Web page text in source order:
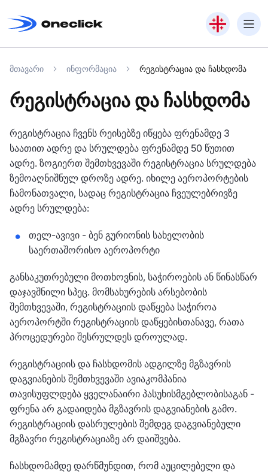
მთავარი ინფორმაცია რეგისტრაცია და ჩასხდომა
რეგისტრაცია და ჩასხდომა
რეგისტრაცია ჩვენს რეისებზე იწყება ფრენამდე 3
საათით ადრე და სრულდება ფრენამდე 50 წუთით
ადრე. ზოგიერთ შემთხვევაში რეგისტრაცია სრულდება
ზემოაღნიშნულ დროზე ადრე. იხილე აეროპორტების
ჩამონათვალი, სადაც რეგისტრაცია ჩვეულებრივზე
ადრე სრულდება:
თელ-ავივი - ბენ გურიონის სახელობის
საერთაშორისო აეროპორტი
განსაკუთრებული მოთხოვნის, საჭიროების ან წინასწარ
დაჯავშნილი სპეც. მომსახურების არსებობის
შემთხვევაში, რეგისტრაციის დაწყება საჭიროა
აეროპორტში რეგისტრაციის დაწყებისთანავე, რათა
პროცედურები შესრულდეს დროულად.
რეგისტრაციის და ჩასხდომის ადგილზე მგზავრის
დაგვიანების შემთხვევაში ავიაკომპანია
თავისუფლდება ყველანაირი პასუხისმგებლობისაგან -
ფრენა არ გადაიდება მგზავრის დაგვიანების გამო.
რეგისტრაციის დასრულების შემდეგ დაგვიანებული
მგზავრი რეგისტრაციაზე არ დაიშვება.
ჩასხდომამდე დარწმუნდით, რომ აუცილებელი და